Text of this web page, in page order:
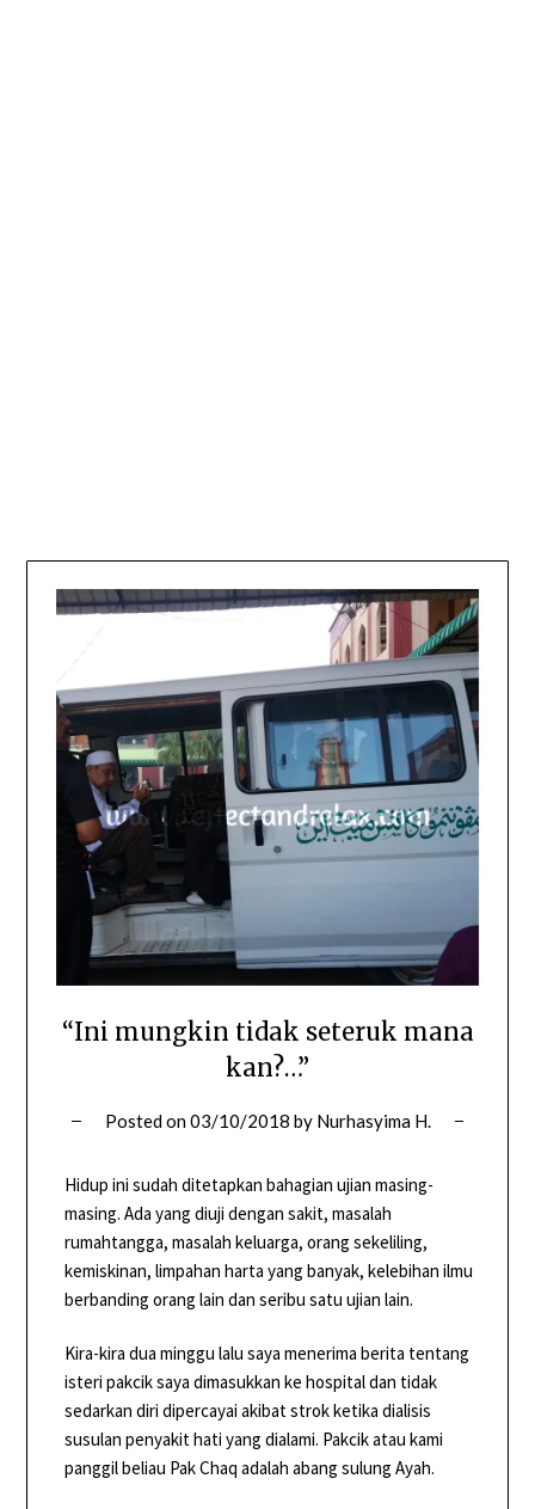
“Ini mungkin tidak seteruk mana
kan?…”
Posted on03/10/2018 by Nurhasyima H.
Hidup ini sudah ditetapkan bahagian ujian masing-
masing. Ada yang diuji dengan sakit, masalah
rumahtangga, masalah keluarga, orang sekeliling,
kemiskinan, limpahan harta yang banyak, kelebihan ilmu
berbanding orang lain dan seribu satu ujian lain.
Kira-kira dua minggu lalu saya menerima berita tentang
isteri pakcik saya dimasukkan ke hospital dan tidak
sedarkan diri dipercayai akibat strok ketika dialisis
susulan penyakit hati yang dialami. Pakcik atau kami
panggil beliau Pak Chaq adalah abang sulung Ayah.